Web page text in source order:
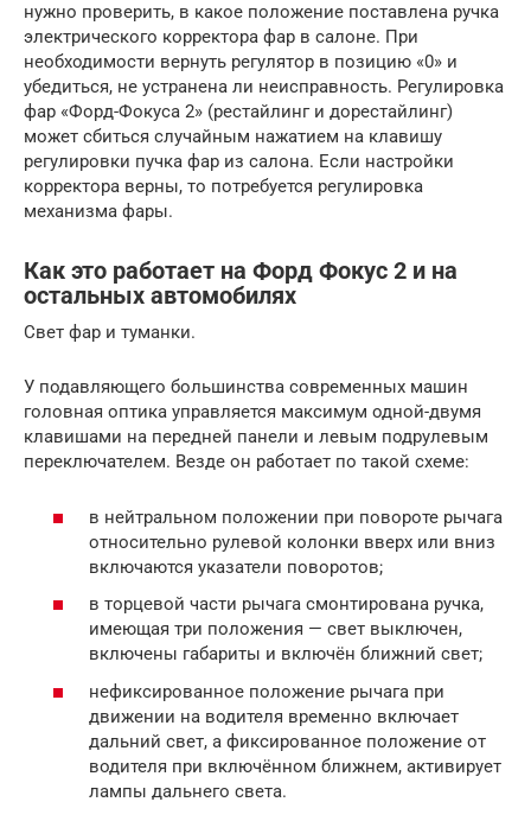
нужно проверить, в какое положение поставлена ручка
электрического корректора фар в салоне. При
необходимости вернуть регулятор в позицию «0» и
убедиться, не устранена ли неисправность. Регулировка
фар «Форд-Фокуса 2» (рестайлинг и дорестайлинг)
может сбиться случайным нажатием на клавишу
регулировки пучка фар из салона. Если настройки
корректора верны, то потребуется регулировка
механизма фары.
Как это работает на Форд Фокус 2 и на
остальных автомобилях
Свет фар и туманки.
У подавляющего большинства современных машин
головная оптика управляется максимум одной-двумя
клавишами на передней панели и левым подрулевым
переключателем. Везде он работает по такой схеме:
в нейтральном положении при повороте рычага
относительно рулевой колонки вверх или вниз
включаются указатели поворотов;
в торцевой части рычага смонтирована ручка,
имеющая три положения — свет выключен,
включены габариты и включён ближний свет;
нефиксированное положение рычага при
движении на водителя временно включает
дальний свет, а фиксированное положение от
водителя при включённом ближнем, активирует
лампы дальнего света.